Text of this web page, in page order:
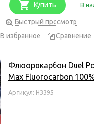
Купить В
Быстрый просмотр
В избранное
Сравнение
Флюорокарбон Duel
Max Fluorocarbon
Артикул: H3395